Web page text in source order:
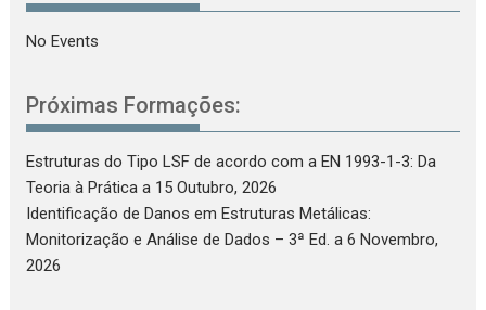
No Events
Próximas Formações:
Estruturas do Tipo LSF de acordo com a EN 1993-1-3: Da
Teoria à Prática a 15 Outubro, 2026
Identificação de Danos em Estruturas Metálicas:
Monitorização e Análise de Dados – 3ª Ed. a 6 Novembro,
2026